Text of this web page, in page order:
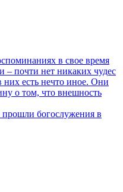
в свое время
– почти нет никаких чудес
есть нечто иное. Они
о том, что внешность
богослужения в